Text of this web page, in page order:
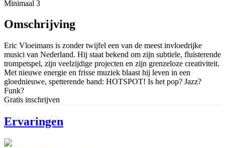
Minimaal 3
Omschrijving
Eric Vloeimans is zonder twijfel een van de meest invloedrijke
musici van Nederland. Hij staat bekend om zijn subtiele, fluisterende
trompetspel, zijn veelzijdige projecten en zijn grenzeloze creativiteit.
Met nieuwe energie en frisse muziek blaast hij leven in een
gloednieuwe, spetterende band: HOTSPOT! Is het pop? Jazz?
Funk?
Gratis inschrijven
Ervaringen